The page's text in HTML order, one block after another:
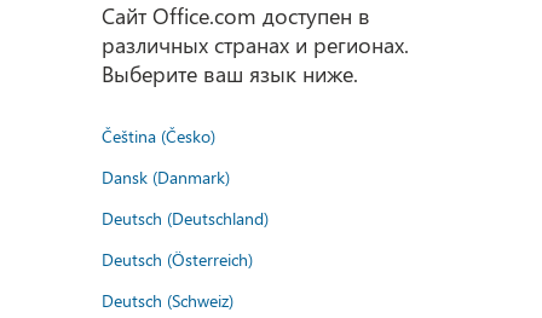
Сайт Office.com доступен в
различных странах и регионах.
Выберите ваш язык ниже.
Čeština (Česko)
Dansk (Danmark)
Deutsch (Deutschland)
Deutsch (Österreich)
Deutsch (Schweiz)